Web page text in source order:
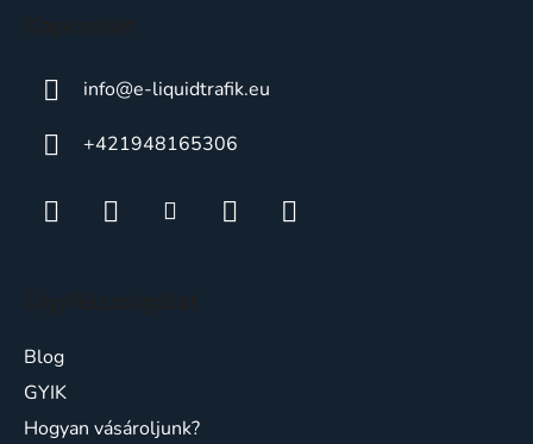
info@e-liquidtrafik.eu
+421948165306
Blog
GYIK
Hogyan vásároljunk?